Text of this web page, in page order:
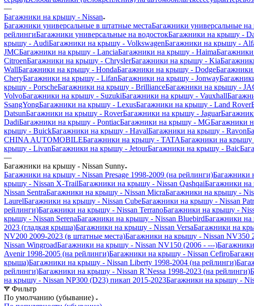
—
Багажники на крышу - Nissan
Багажники универсальные в штатные местаБагажники универсальные
рейлингиБагажники универсальные на водостокБагажники на крышу -
крышу - AudiБагажники на крышу - VolkswagenБагажники на крышу -
JMCБагажники на крышу - LanciaБагажники на крышу - Haima
CitroenБагажники на крышу - ChryslerБагажники на крышу - Kia
WallБагажники на крышу - HondaБагажники на крышу - Dodge
CheryБагажники на крышу - LifanБагажники на крышу - Jonway
крышу - PorscheБагажники на крышу - BrillianceБагажники на крышу -
VolvoБагажники на крышу - SuzukiБагажники на крышу - Vauxhall
SsangYongБагажники на крышу - LexusБагажники на крышу - Land Rover
DatsunБагажники на крышу - RoverБагажники на крышу - Jaguar
DadiБагажники на крышу - PontiacБагажники на крышу - MGБагажники
крышу - BuickБагажники на крышу - HavalБагажники на крышу - Ravon
CHINA AUTOMOBILEБагажники на крышу - TATAБагажники на крышу
крышу - LivanБагажники на крышу - JetourБагажники на крышу - Baic
—
Багажники на крышу - Nissan Sunny
Багажники на крышу - Nissan Presage 1998-2009 (на рейлинги)Багажники
крышу - Nissan X-TrailБагажники на крышу - Nissan QashqaiБагажники
Nissan SentraБагажники на крышу - Nissan MicraБагажники на крышу -
LaurelБагажники на крышу - Nissan CubeБагажники на крышу - Nissan
рейлинги)Багажники на крышу - Nissan TerranoБагажники на крышу -
крышу - Nissan SerenaБагажники на крышу - Nissan BluebirdБагажники на
2023 (гладкая крыша)Багажники на крышу - Nissan VersaБагажники на
NV200 2009-2023 (в штатные места)Багажники на крышу - Nissan NV350
Nissan WingroadБагажники на крышу - Nissan NV150 (2006 - ---)
Avenir 1998-2005 (на рейлинги)Багажники на крышу - Nissan Cefiro
крыша)Багажники на крышу - Nissan Liberty 1998-2004 (на рейлинги)
рейлинги)Багажники на крышу - Nissan R`Nessa 1998-2023 (на рейлинги)
на крышу - Nissan NP300 (D23) пикап 2015-2023Багажники на крышу -
Фильтр
По умолчанию (убывание)